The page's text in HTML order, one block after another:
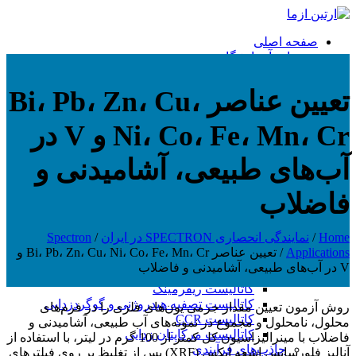
صفحه اصلی
تجهیزات آزمایشگاهی
Chromatec Applications
SPECTRON
Spectron Applications
LUMEX
Lumex Applications
TERMEX
NXA
HACH
METTLER TOLEDO
ANTON PAAR
PAC
کاتالیست و مواد شیمیایی
کاتالیست های فرایندی
کاتالیست ایزومریزاسیون
کاتالیست ریفرمینگ
کاتالیست تصفیه هیدروژنی و گوگردزدایی
کاتالیست CCR
کاتالیست مرکاپتان زدایی
جاذب‌های فرآیندی
تعیین عناصر Bi، Pb، Zn، Cu،
Ni، Co، Fe، Mn، Cr و V در
آب‌های طبیعی، آشامیدنی و
فاضلاب
Home
/ نمایندگی انحصاری SPECTRON در ایران /
Spectron
Applications
/
تعیین عناصر Bi، Pb، Zn، Cu، Ni، Co، Fe، Mn، Cr و
V در آب‌های طبیعی، آشامیدنی و فاضلاب
روش آزمون تعیین مقدار جرمی یون‌های فلزی را در فرم‌های
محلول، نامحلول و مجموع در نمونه‌های آب طبیعی، آشامیدنی و
فاضلاب با مینرالیزاسیون کل کمتر از 100 گرم در لیتر، با استفاده از
آنالیز فلورسانس اشعه ایکس (XRF) پس از تغلیظ بر روی فیلترهای